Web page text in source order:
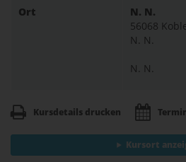
Ort
N. N.
56068
N. N.
N. N.
Kursdetails drucken
Kursort